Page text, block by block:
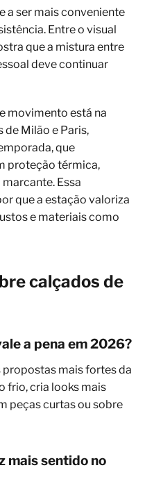
a ser mais conveniente
Entre o visual
que a mistura entre
deve continuar
movimento está na
de Milão e Paris,
que
proteção térmica,
Essa
que a estação valoriza
e materiais como
calçados de
a pena em 2026?
propostas mais fortes da
frio, cria looks mais
peças curtas ou sobre
mais sentido no